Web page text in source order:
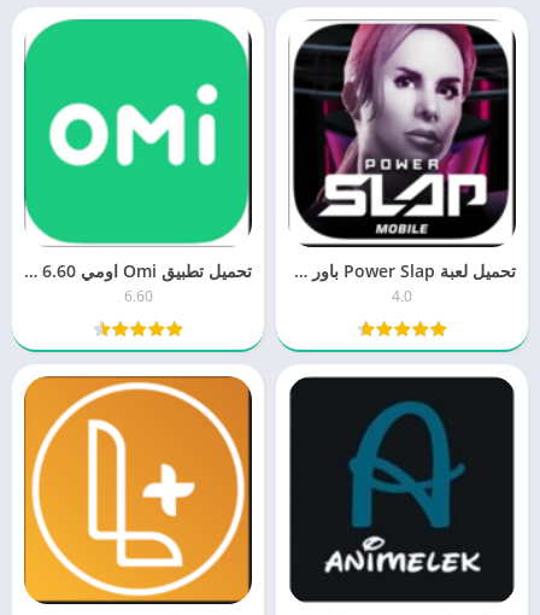
تحميل لعبة Power Slap باور سلاب 4.0 للكمبيوتر والموبايل برابط مباشر
4.0
تحميل تطبيق Omi اومي 6.60 للدردشة للكمبيوتر والموبايل مجانا برابط مباشر
6.60